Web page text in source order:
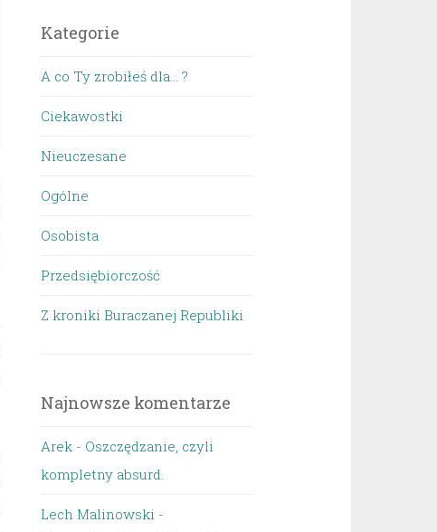
Kategorie
A co Ty zrobiłeś dla… ?
Ciekawostki
Nieuczesane
Ogólne
Osobista
Przedsiębiorczość
Z kroniki Buraczanej Republiki
Najnowsze komentarze
Arek - Oszczędzanie, czyli
kompletny absurd.
Lech Malinowski -